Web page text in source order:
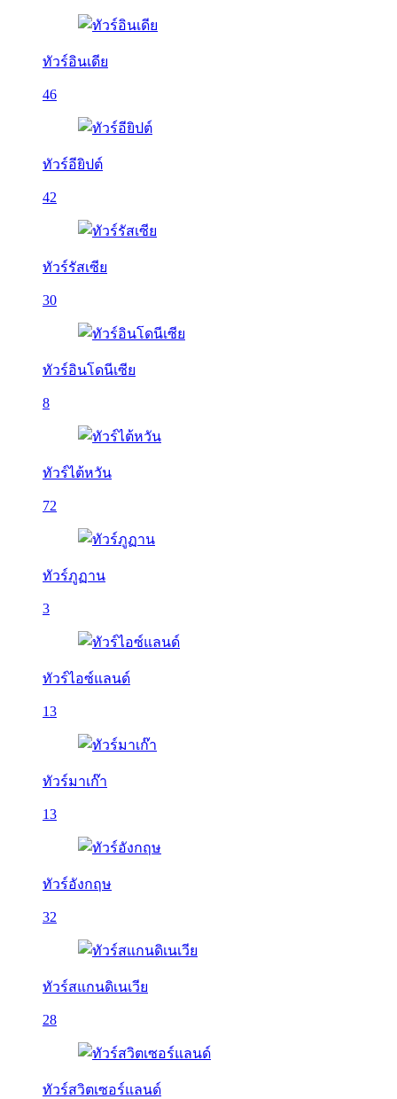
ทัวร์อินเดีย
46
ทัวร์อียิปต์
42
ทัวร์รัสเซีย
30
ทัวร์อินโดนีเซีย
8
ทัวร์ไต้หวัน
72
ทัวร์ภูฏาน
3
ทัวร์ไอซ์แลนด์
13
ทัวร์มาเก๊า
13
ทัวร์อังกฤษ
32
ทัวร์สแกนดิเนเวีย
28
ทัวร์สวิตเซอร์แลนด์